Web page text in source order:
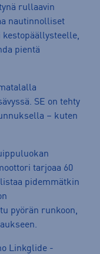
rullaavin
nautinnolliset
pientä
SE on tehty
– kuten
tarjoaa 60
pidemmätkin
pyörän runkoon,
Linkglide -